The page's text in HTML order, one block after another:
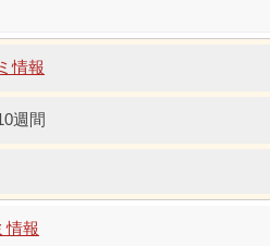
情報
週間
情報